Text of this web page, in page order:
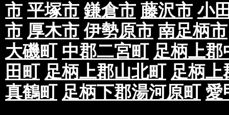
市 平塚市 鎌倉市 藤沢市 小
市 厚木市 伊勢原市 南足柄市
大磯町 中郡二宮町 足柄上郡
田町 足柄上郡山北町 足柄上
真鶴町 足柄下郡湯河原町 愛